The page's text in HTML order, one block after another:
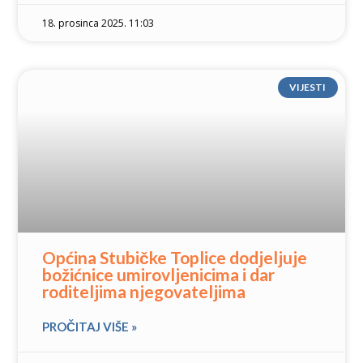
18. prosinca 2025. 11:03
VIJESTI
Općina Stubičke Toplice dodjeljuje
božićnice umirovljenicima i dar
roditeljima njegovateljima
PROČITAJ VIŠE »